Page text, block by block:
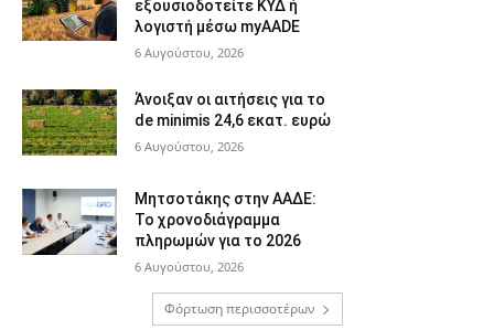
εξουσιοδοτείτε ΚΥΔ ή
λογιστή μέσω myAADE
6 Αυγούστου, 2026
Άνοιξαν οι αιτήσεις για το
de minimis 24,6 εκατ. ευρώ
6 Αυγούστου, 2026
Μητσοτάκης στην ΑΑΔΕ:
Το χρονοδιάγραμμα
πληρωμών για το 2026
6 Αυγούστου, 2026
Φόρτωση περισσοτέρων